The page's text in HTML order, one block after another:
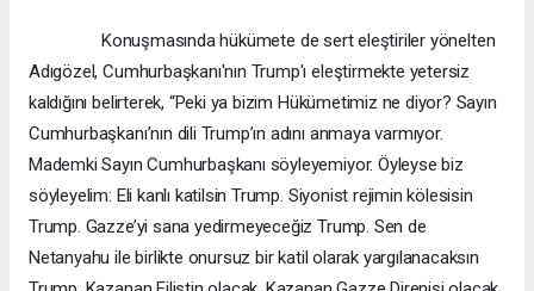
Konuşmasında hükümete de sert eleştiriler yönelten
Adıgözel, Cumhurbaşkanı'nın Trump'ı eleştirmekte yetersiz
kaldığını belirterek, “Peki ya bizim Hükümetimiz ne diyor? Sayın
Cumhurbaşkanı’nın dili Trump’ın adını anmaya varmıyor.
Mademki Sayın Cumhurbaşkanı söyleyemiyor. Öyleyse biz
söyleyelim: Eli kanlı katilsin Trump. Siyonist rejimin kölesisin
Trump. Gazze’yi sana yedirmeyeceğiz Trump. Sen de
Netanyahu ile birlikte onursuz bir katil olarak yargılanacaksın